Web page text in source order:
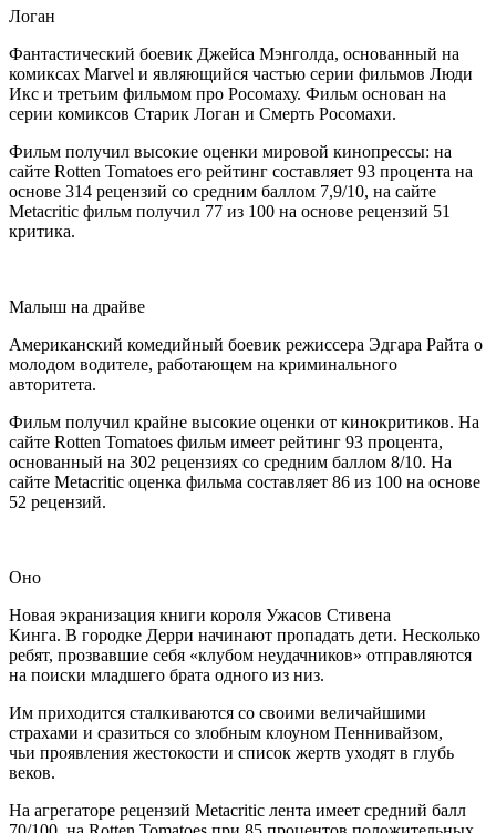
Логан
Фантастический боевик Джейса Мэнголда, основанный на
комиксах Marvel и являющийся частью серии фильмов Люди
Икс и третьим фильмом про Росомаху. Фильм основан на
серии комиксов Старик Логан и Смерть Росомахи.
Фильм получил высокие оценки мировой кинопрессы: на
сайте Rotten Tomatoes его рейтинг составляет 93 процента на
основе 314 рецензий со средним баллом 7,9/10, на сайте
Metacritic фильм получил 77 из 100 на основе рецензий 51
критика.
Малыш на драйве
Американский комедийный боевик режиссера Эдгара Райта о
молодом водителе, работающем на криминального
авторитета.
Фильм получил крайне высокие оценки от кинокритиков. На
сайте Rotten Tomatoes фильм имеет рейтинг 93 процента,
основанный на 302 рецензиях со средним баллом 8/10. На
сайте Metacritic оценка фильма составляет 86 из 100 на основе
52 рецензий.
Оно
Новая экранизация книги короля Ужасов Стивена
Кинга. В городке Дерри начинают пропадать дети. Несколько
ребят, прозвавшие себя «клубом неудачников» отправляются
на поиски младшего брата одного из низ.
Им приходится сталкиваются со своими величайшими
страхами и сразиться со злобным клоуном Пеннивайзом,
чьи проявления жестокости и список жертв уходят в глубь
веков.
На агрегаторе рецензий Metacritic лента имеет средний балл